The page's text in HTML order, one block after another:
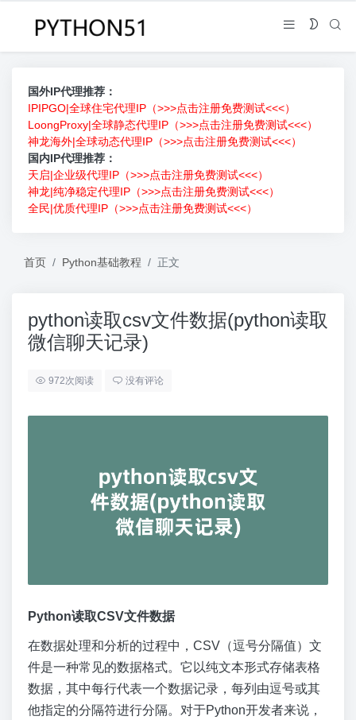
国外IP代理推荐：
IPIPGO|全球住宅代理IP（>>>点击注册免费测试<<<）
LoongProxy|全球静态代理IP（>>>点击注册免费测试<<<）
神龙海外|全球动态代理IP（>>>点击注册免费测试<<<）
国内IP代理推荐：
天启|企业级代理IP（>>>点击注册免费测试<<<）
神龙|纯净稳定代理IP（>>>点击注册免费测试<<<）
全民|优质代理IP（>>>点击注册免费测试<<<）
首页 Python基础教程 正文
python读取csv文件数据(python读取
微信聊天记录)
972次阅读 没有评论
Python读取CSV文件数据
在数据处理和分析的过程中，CSV（逗号分隔值）文
件是一种常见的数据格式。它以纯文本形式存储表格
数据，其中每行代表一个数据记录，每列由逗号或其
他指定的分隔符进行分隔。对于Python开发者来说，